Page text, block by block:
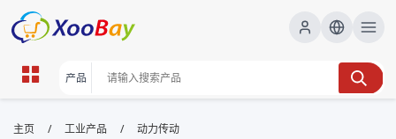
动力传动 | XOOBAY B2B/B2C
主页 / 工业产品 / 动力传动